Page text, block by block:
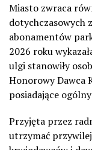
Miasto zwraca
dotychczasowych
abonamentów
2026 roku
ulgi stanowiły
Honorowy Dawca
posiadające
Przyjęta przez
utrzymać